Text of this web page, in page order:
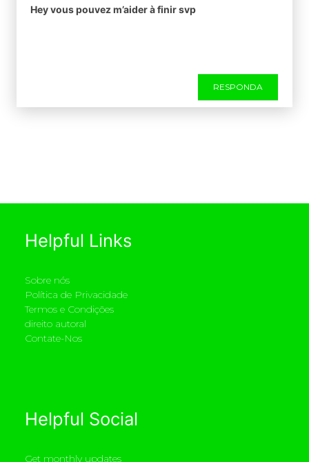
Hey vous pouvez m’aider à finir svp
RESPONDA
Helpful Links
Sobre nós
Política de Privacidade
Termos e Condições
direito autoral
Contate-Nos
Helpful Social
Get monthly updates